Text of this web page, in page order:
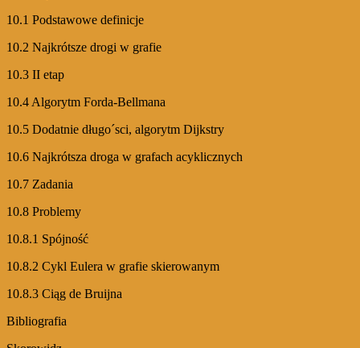
10.1 Podstawowe definicje
10.2 Najkrótsze drogi w grafie
10.3 II etap
10.4 Algorytm Forda-Bellmana
10.5 Dodatnie długo´sci, algorytm Dijkstry
10.6 Najkrótsza droga w grafach acyklicznych
10.7 Zadania
10.8 Problemy
10.8.1 Spójność
10.8.2 Cykl Eulera w grafie skierowanym
10.8.3 Ciąg de Bruijna
Bibliografia